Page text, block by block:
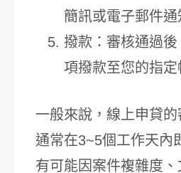
簡訊或電子郵件通
撥款：審核通過
項撥款至您的指定
一般來說，線上申貸的
通常在3~5個工作天內
有可能因案件複雜度